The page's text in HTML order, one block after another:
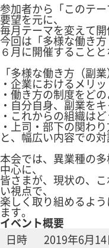
参加者から「このテ
要望を元に、
毎月テーマを変えて開
今回は「多様な働き
６月に開催することと
「多様な働き方（副
・企業におけるメリ
・働き方の制度をど
・自分自身、副業を
・これからの組織は
・上司・部下の関わ
と、幅広い内容での
本会では、異業種の
中心に、
皆さまが、現状の、
い視点で、
楽しく取り組めるよ
ます。
イベント概要
日時
2019年6月